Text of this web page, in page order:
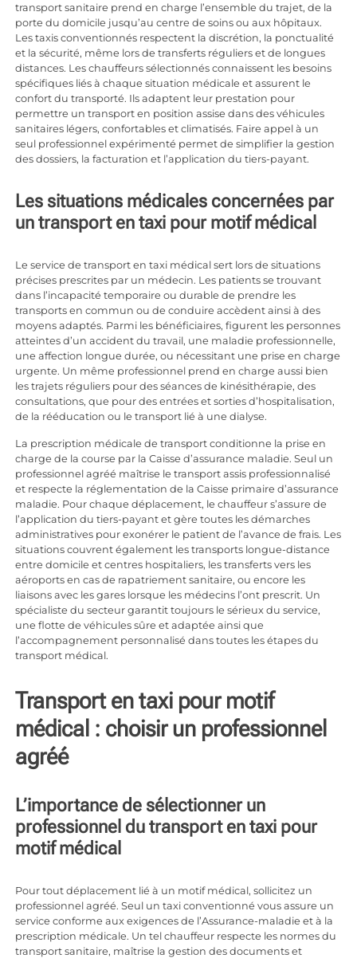
transport sanitaire prend en charge l’ensemble du trajet, de la
porte du domicile jusqu’au centre de soins ou aux hôpitaux.
Les taxis conventionnés respectent la discrétion, la ponctualité
et la sécurité, même lors de transferts réguliers et de longues
distances. Les chauffeurs sélectionnés connaissent les besoins
spécifiques liés à chaque situation médicale et assurent le
confort du transporté. Ils adaptent leur prestation pour
permettre un transport en position assise dans des véhicules
sanitaires légers, confortables et climatisés. Faire appel à un
seul professionnel expérimenté permet de simplifier la gestion
des dossiers, la facturation et l’application du tiers-payant.
Les situations médicales concernées par
un transport en taxi pour motif médical
Le service de transport en taxi médical sert lors de situations
précises prescrites par un médecin. Les patients se trouvant
dans l’incapacité temporaire ou durable de prendre les
transports en commun ou de conduire accèdent ainsi à des
moyens adaptés. Parmi les bénéficiaires, figurent les personnes
atteintes d’un accident du travail, une maladie professionnelle,
une affection longue durée, ou nécessitant une prise en charge
urgente. Un même professionnel prend en charge aussi bien
les trajets réguliers pour des séances de kinésithérapie, des
consultations, que pour des entrées et sorties d’hospitalisation,
de la rééducation ou le transport lié à une dialyse.
La prescription médicale de transport conditionne la prise en
charge de la course par la Caisse d’assurance maladie. Seul un
professionnel agréé maîtrise le transport assis professionnalisé
et respecte la réglementation de la Caisse primaire d’assurance
maladie. Pour chaque déplacement, le chauffeur s’assure de
l’application du tiers-payant et gère toutes les démarches
administratives pour exonérer le patient de l’avance de frais. Les
situations couvrent également les transports longue-distance
entre domicile et centres hospitaliers, les transferts vers les
aéroports en cas de rapatriement sanitaire, ou encore les
liaisons avec les gares lorsque les médecins l’ont prescrit. Un
spécialiste du secteur garantit toujours le sérieux du service,
une flotte de véhicules sûre et adaptée ainsi que
l’accompagnement personnalisé dans toutes les étapes du
transport médical.
Transport en taxi pour motif
médical : choisir un professionnel
agréé
L’importance de sélectionner un
professionnel du transport en taxi pour
motif médical
Pour tout déplacement lié à un motif médical, sollicitez un
professionnel agréé. Seul un taxi conventionné vous assure un
service conforme aux exigences de l’Assurance-maladie et à la
prescription médicale. Un tel chauffeur respecte les normes du
transport sanitaire, maîtrise la gestion des documents et